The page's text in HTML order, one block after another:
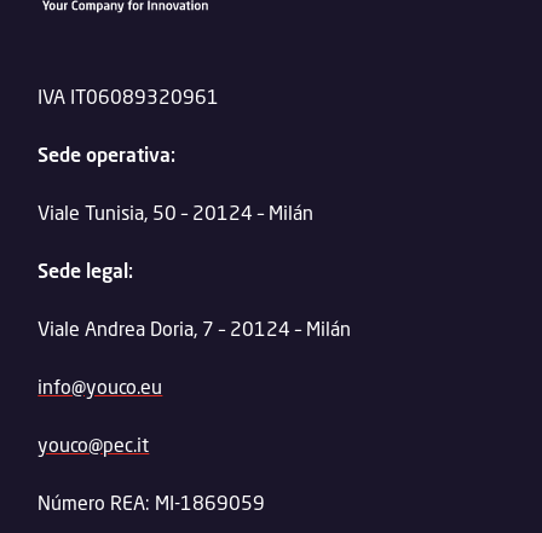
IVA IT06089320961
Sede operativa:
Viale Tunisia, 50 – 20124 – Milán
Sede legal:
Viale Andrea Doria, 7 – 20124 – Milán
info@youco.eu
youco@pec.it
Número REA: MI-1869059